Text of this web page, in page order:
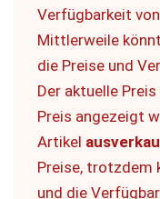
Verfügbarkeit
Mittlerweile
die Preise und
Der aktuelle
Preis angezeigt
Artikel
Preise, trotzdem
und die